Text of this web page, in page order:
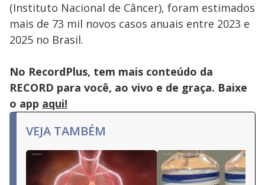
(Instituto Nacional de Câncer), foram estimados
mais de 73 mil novos casos anuais entre 2023 e
2025 no Brasil.
No RecordPlus, tem mais conteúdo da
RECORD para você, ao vivo e de graça. Baixe
o app aqui!
VEJA TAMBÉM